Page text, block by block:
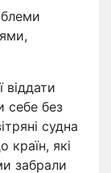
віддати
себе без
судна
країн, які
забрали